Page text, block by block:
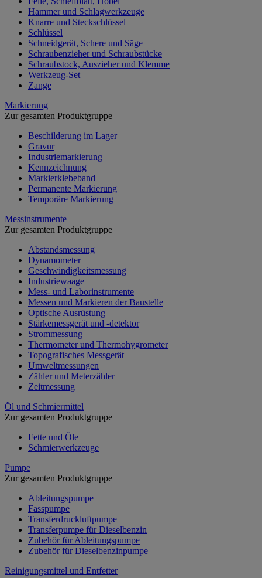
Hammer und Schlagwerkzeuge
Knarre und Steckschlüssel
Schlüssel
Schneidgerät, Schere und Säge
Schraubenzieher und Schraubstücke
Schraubstock, Auszieher und Klemme
Werkzeug-Set
Zange
Markierung
Zur gesamten Produktgruppe
Beschilderung im Lager
Gravur
Industriemarkierung
Kennzeichnung
Markierklebeband
Permanente Markierung
Temporäre Markierung
Messinstrumente
Zur gesamten Produktgruppe
Abstandsmessung
Dynamometer
Geschwindigkeitsmessung
Industriewaage
Mess- und Laborinstrumente
Messen und Markieren der Baustelle
Optische Ausrüstung
Stärkemessgerät und -detektor
Strommessung
Thermometer und Thermohygrometer
Topografisches Messgerät
Umweltmessungen
Zähler und Meterzähler
Zeitmessung
Öl und Schmiermittel
Zur gesamten Produktgruppe
Fette und Öle
Schmierwerkzeuge
Pumpe
Zur gesamten Produktgruppe
Ableitungspumpe
Fasspumpe
Transferdruckluftpumpe
Transferpumpe für Dieselbenzin
Zubehör für Ableitungspumpe
Zubehör für Dieselbenzinpumpe
Reinigungsmittel und Entfetter